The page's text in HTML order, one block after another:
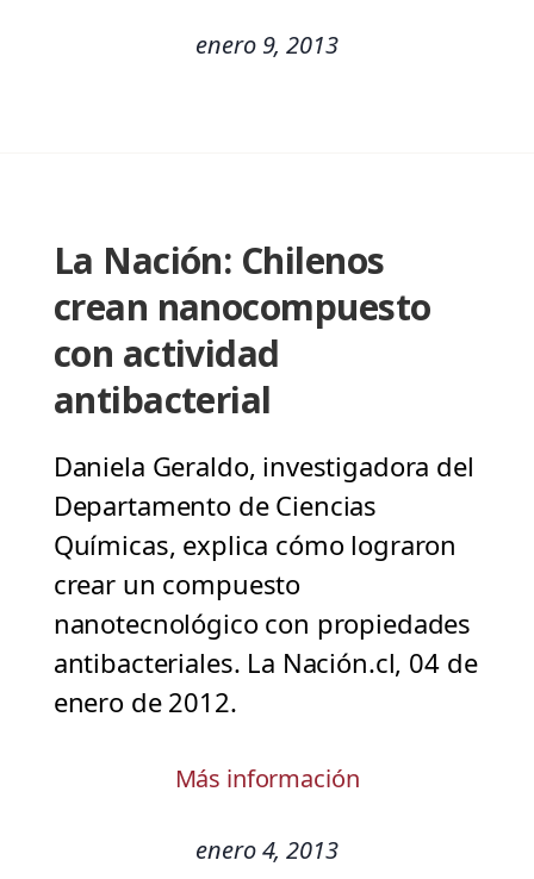
enero 9, 2013
La Nación: Chilenos
crean nanocompuesto
con actividad
antibacterial
Daniela Geraldo, investigadora del
Departamento de Ciencias
Químicas, explica cómo lograron
crear un compuesto
nanotecnológico con propiedades
antibacteriales. La Nación.cl, 04 de
enero de 2012.
Más información
enero 4, 2013